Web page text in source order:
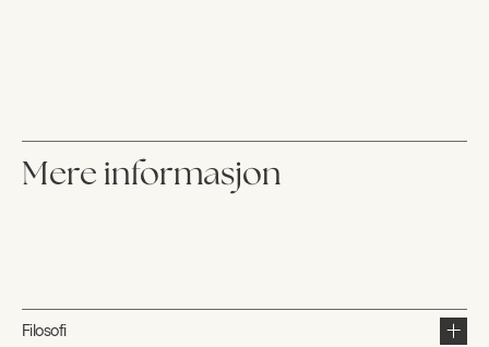
Mere informasjon
Filosofi